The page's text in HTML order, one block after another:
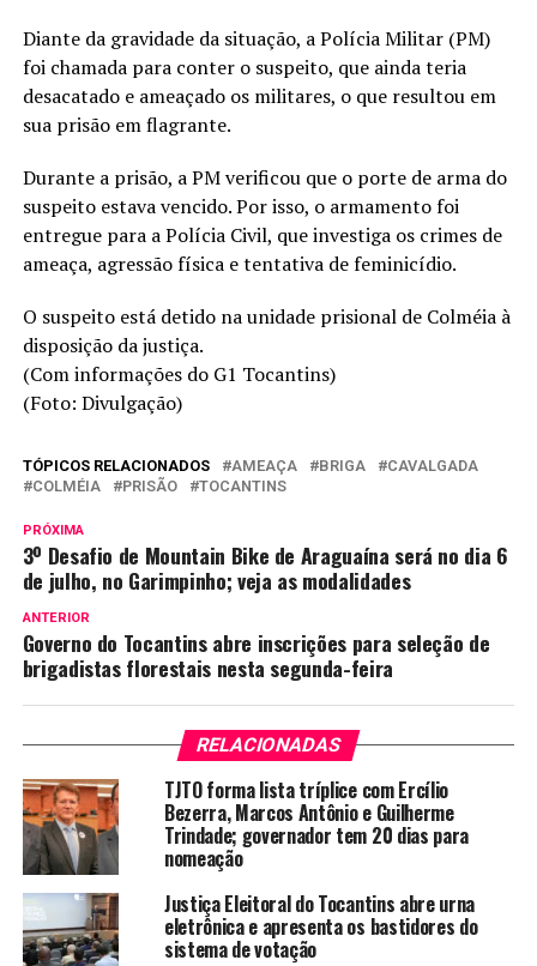
Diante da gravidade da situação, a Polícia Militar (PM)
foi chamada para conter o suspeito, que ainda teria
desacatado e ameaçado os militares, o que resultou em
sua prisão em flagrante.
Durante a prisão, a PM verificou que o porte de arma do
suspeito estava vencido. Por isso, o armamento foi
entregue para a Polícia Civil, que investiga os crimes de
ameaça, agressão física e tentativa de feminicídio.
O suspeito está detido na unidade prisional de Colméia à
disposição da justiça.
(Com informações do G1 Tocantins)
(Foto: Divulgação)
TÓPICOS RELACIONADOS AMEAÇA BRIGA
CAVALGADA
COLMÉIA
PRISÃO TOCANTINS
PRÓXIMA
3º Desafio de Mountain Bike de Araguaína será no dia 6
de julho, no Garimpinho; veja as modalidades
ANTERIOR
Governo do Tocantins abre inscrições para seleção de
brigadistas florestais nesta segunda-feira
RELACIONADAS
TJTO forma lista tríplice com Ercílio
Bezerra, Marcos Antônio e Guilherme
Trindade; governador tem 20 dias para
nomeação
Justiça Eleitoral do Tocantins abre urna
eletrônica e apresenta os bastidores do
sistema de votação